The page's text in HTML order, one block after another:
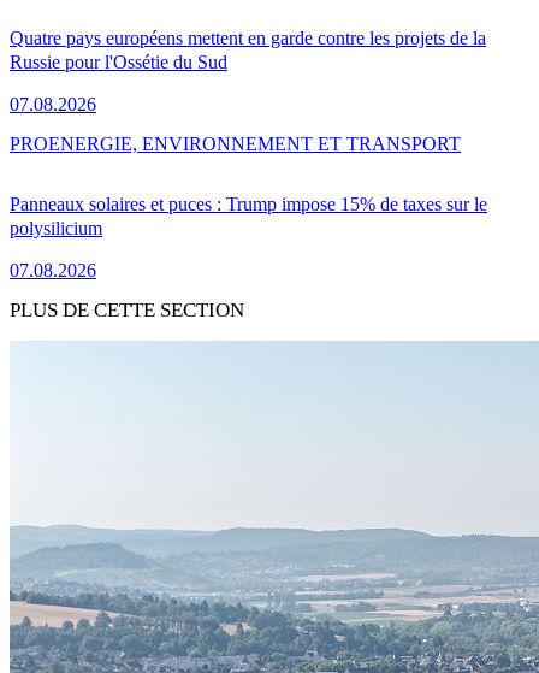
Quatre pays européens mettent en garde contre les projets de la
Russie pour l'Ossétie du Sud
07.08.2026
Panneaux solaires et puces : Trump impose 15% de taxes sur le
polysilicium
07.08.2026
PROENERGIE, ENVIRONNEMENT ET TRANSPORT
PLUS DE CETTE SECTION